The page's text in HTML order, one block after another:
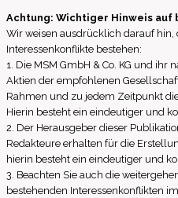
of
non-
director
Achtung: Wichtiger Hinweis
Wir weisen ausdrücklich darauf
Interessenkonflikte bestehen:
1. Die MSM GmbH & Co. KG und ihr
Aktien der empfohlenen
Rahmen und zu jedem Zeitpunkt
Hierin besteht ein eindeutiger und
2. Der Herausgeber dieser
Redakteure erhalten für die
hierin besteht ein eindeutiger und
3. Beachten Sie auch die
bestehenden Interessenkonflikten